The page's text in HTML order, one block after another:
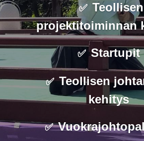
✅ Teollisen
projektitoiminnan
✅ Startupit
✅ Teollisen
kehitys
✅